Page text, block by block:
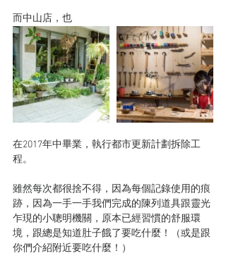
而中山店，也
在2017年中畢業，執行都市更新計劃拆除工
程。
雖然每次都很捨不得，因為每個記錄使用的痕
跡，因為一手一手我們完成的陳列道具跟靈光
乍現的小聰明機關，原本已經習慣的舒服環
境，跟總是知道肚子餓了要吃什麼！（或是跟
你們介紹附近要吃什麼！）